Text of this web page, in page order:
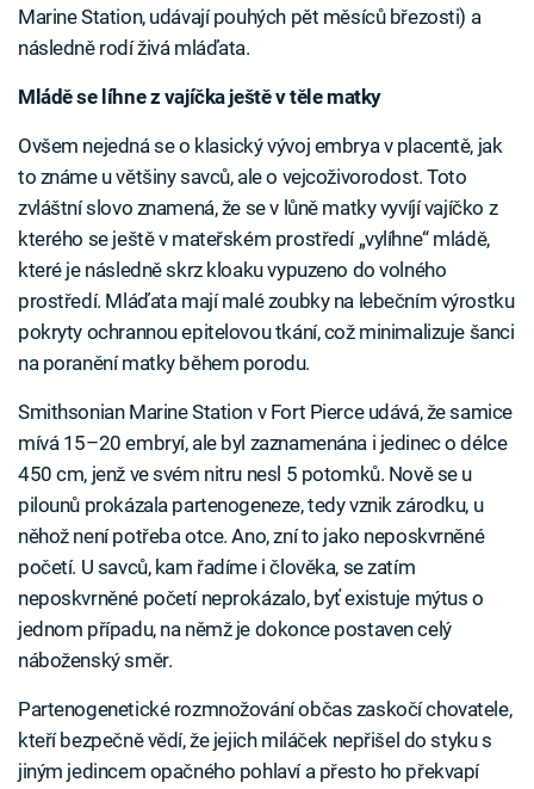
Marine Station, udávají pouhých pět měsíců březosti) a
následně rodí živá mláďata.
Mládě se líhne z vajíčka ještě v těle matky
Ovšem nejedná se o klasický vývoj embrya v placentě, jak
to známe u většiny savců, ale o vejcoživorodost. Toto
zvláštní slovo znamená, že se v lůně matky vyvíjí vajíčko z
kterého se ještě v mateřském prostředí „vylíhne“ mládě,
které je následně skrz kloaku vypuzeno do volného
prostředí. Mláďata mají malé zoubky na lebečním výrostku
pokryty ochrannou epitelovou tkání, což minimalizuje šanci
na poranění matky během porodu.
Smithsonian Marine Station v Fort Pierce udává, že samice
mívá 15–20 embryí, ale byl zaznamenána i jedinec o délce
450 cm, jenž ve svém nitru nesl 5 potomků. Nově se u
pilounů prokázala partenogeneze, tedy vznik zárodku, u
něhož není potřeba otce. Ano, zní to jako neposkvrněné
početí. U savců, kam řadíme i člověka, se zatím
neposkvrněné početí neprokázalo, byť existuje mýtus o
jednom případu, na němž je dokonce postaven celý
náboženský směr.
Partenogenetické rozmnožování občas zaskočí chovatele,
kteří bezpečně vědí, že jejich miláček nepřišel do styku s
jiným jedincem opačného pohlaví a přesto ho překvapí